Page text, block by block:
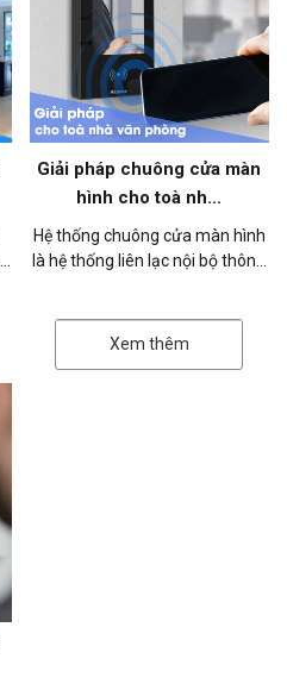
Giải pháp chuông cửa màn
hình cho toà nh...
Hệ thống chuông cửa màn hình
là hệ thống liên lạc nội bộ thông
Xem thêm